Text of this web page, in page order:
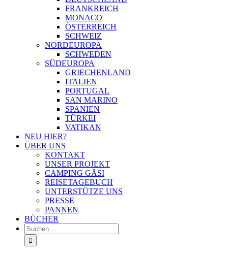
FRANKREICH
MONACO
ÖSTERREICH
SCHWEIZ
NORDEUROPA
SCHWEDEN
SÜDEUROPA
GRIECHENLAND
ITALIEN
PORTUGAL
SAN MARINO
SPANIEN
TÜRKEI
VATIKAN
NEU HIER?
ÜBER UNS
KONTAKT
UNSER PROJEKT
CAMPING GÄSI
REISETAGEBUCH
UNTERSTÜTZE UNS
PRESSE
PANNEN
BÜCHER
Suche
nach: